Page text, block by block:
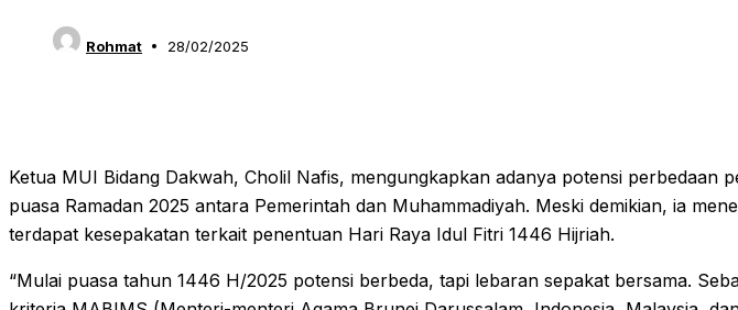
Rohmat 28/02/2025
Ketua MUI Bidang Dakwah, Cholil Nafis, mengungkapkan adanya potensi perbedaan
puasa Ramadan 2025 antara Pemerintah dan Muhammadiyah. Meski demikian, ia
terdapat kesepakatan terkait penentuan Hari Raya Idul Fitri 1446 Hijriah.
“Mulai puasa tahun 1446 H/2025 potensi berbeda, tapi lebaran sepakat bersama.